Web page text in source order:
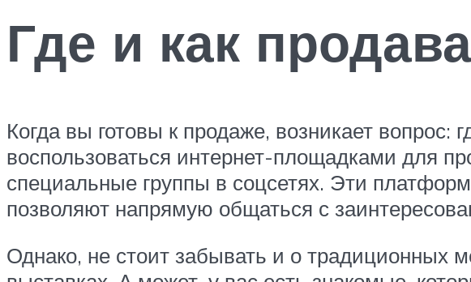
Где и как
Когда вы готовы к продаже, возникает
воспользоваться интернет-площадками для
специальные группы в соцсетях. Эти
позволяют напрямую общаться с
Однако, не стоит забывать и о традиционных